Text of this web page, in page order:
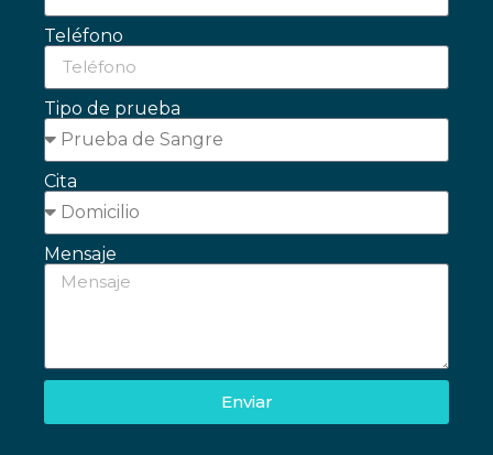
Teléfono
Tipo de prueba
Cita
Mensaje
Enviar